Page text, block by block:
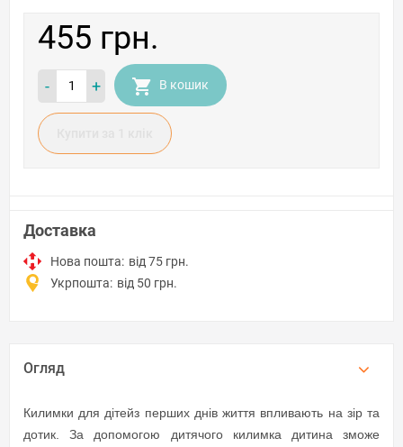
455 грн.
- + В кошик
Доставка
Нова пошта: від 75 грн.
Укрпошта: від 50 грн.
Огляд
Килимки для дітейз перших днів життя впливають на зір та
дотик. За допомогою дитячого килимка дитина зможе